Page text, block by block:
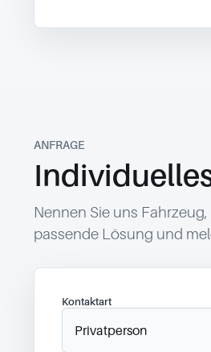
ANFRAGE
Nennen Sie uns
passende Lösung und
Kontaktart